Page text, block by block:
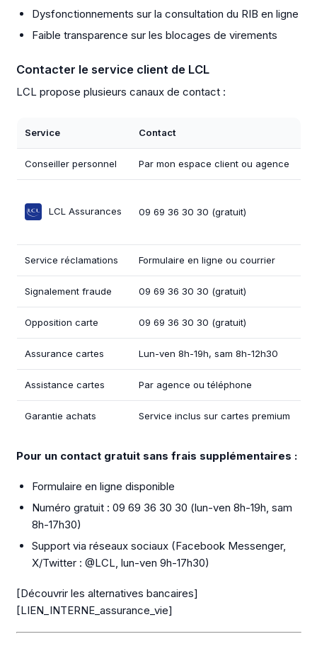
Dysfonctionnements sur la consultation du RIB en ligne
Faible transparence sur les blocages de virements
Contacter le service client de LCL
LCL propose plusieurs canaux de contact :
Service Contact
Conseiller personnel Par mon espace client ou agence
LCL Assurances 09 69 36 30 30 (gratuit)
Service réclamations Formulaire en ligne ou courrier
Signalement fraude 09 69 36 30 30 (gratuit)
Opposition carte 09 69 36 30 30 (gratuit)
Assurance cartes Lun-ven 8h-19h, sam 8h-12h30
Assistance cartes Par agence ou téléphone
Garantie achats Service inclus sur cartes premium
Pour un contact gratuit sans frais supplémentaires :
Formulaire en ligne disponible
Numéro gratuit : 09 69 36 30 30 (lun-ven 8h-19h, sam
8h-17h30)
Support via réseaux sociaux (Facebook Messenger,
X/Twitter : @LCL, lun-ven 9h-17h30)
[Découvrir les alternatives bancaires]
[LIEN_INTERNE_assurance_vie]